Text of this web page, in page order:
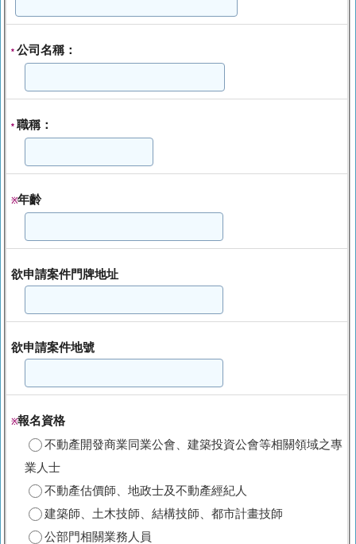
* 公司名稱：
* 職稱：
※年齡
欲申請案件門牌地址
欲申請案件地號
※報名資格
不動產開發商業同業公會、建築投資公會等相關領域之專
業人士
不動產估價師、地政士及不動產經紀人
建築師、土木技師、結構技師、都市計畫技師
公部門相關業務人員